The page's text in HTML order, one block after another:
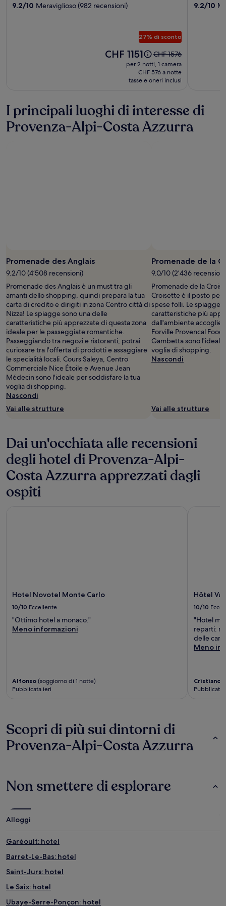
Port
stelle
9.2/10 Meraviglioso (982 recensioni)
27% di sconto
Il
CHF 1151
CHF 1151
Il
prezzo
era
CHF 1576,
informazioni
sulla
tariffa
CHF 1576
per 2 notti, 1 camera
CHF 576 a notte
tasse e oneri inclusi
Lestelle
9.2/10
I principali luoghi di interesse di
Provenza-Alpi-Costa Azzurra
Promenade des Anglais
9.2/10 (4’508 recensioni)
Promenade des Anglais è un must tra gli
amanti dello shopping, quindi prepara la tua
carta di credito e dirigiti in zona Centro città di
Nizza! Le spiagge sono una delle
caratteristiche più apprezzate di questa zona
ideale per le passeggiate romantiche.
Passeggiando tra negozi e ristoranti, potrai
curiosare tra l'offerta di prodotti e assaggiare
le specialità locali. Cours Saleya, Centro
Commerciale Nice Étoile e Avenue Jean
Médecin sono l'ideale per soddisfare la tua
voglia di shopping.
Nascondi
Vai alle strutture
Promenade de la
9.0/10 (2’436
Promenade de la
Croisette è il posto
spese folli. Le spiagge
caratteristiche più
dall'ambiente
Forville Provencal
Gambetta sono
voglia di shopping.
Nascondi
Vai alle strutture
Dai un'occhiata alle recensioni
degli hotel di Provenza-Alpi-
Costa Azzurra apprezzati dagli
ospiti
Hotel Novotel Monte Carlo
10/10 Eccellente
"Ottimo hotel a monaco."
Meno informazioni
Alfonso (soggiorno di 1 notte)
Pubblicata ieri
Hôtel
10/10
"Hotel
reparti:
delle
Meno
Cristiano
Pubblicata
Scopri di più sui dintorni di
Provenza-Alpi-Costa Azzurra
Non smettere di esplorare
Alloggi
Garéoult: hotel
Barret-Le-Bas: hotel
Saint-Jurs: hotel
Le Saix: hotel
Ubaye-Serre-Ponçon: hotel